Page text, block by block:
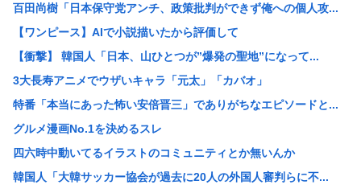
【黒豆】なんだよこの漫画ｗｗｗ【注意】
レッサーパンダさん かわいい
【衝撃】日本人の飼い犬さん、アメリカの上院議員に似すぎた...
【画像】ワイが今まで信じてきた常識www
【悲報】愛知県民、夏恒例の儀式で2人死亡www
【謎】高市早苗の「高市」と「早苗」の出処が不明だと戦慄が...
【悲報】ガールズバンドのボーカル、客席ダイブでお胸を揉ま...
【画像】美人JD「すき家のローストビーフ丼1人で食べてき...
百田尚樹「日本保守党アンチ、政策批判ができず俺への個人攻...
【ワンピース】AIで小説描いたから評価して
【衝撃】 韓国人「日本、山ひとつが”爆発の聖地”になって...
3大長寿アニメでウザいキャラ「元太」「カバオ」
特番「本当にあった怖い安倍晋三」でありがちなエピソードと...
グルメ漫画No.1を決めるスレ
四六時中動いてるイラストのコミュニティとか無いんか
韓国人「大韓サッカー協会が過去に20人の外国人審判らに不...